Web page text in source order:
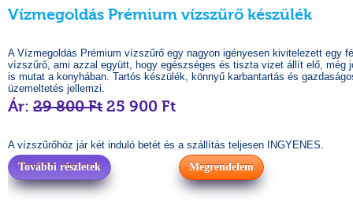
Vízmegoldás Prémium vízszűrő készülék
A Vízmegoldás Prémium vízszűrő egy nagyon igényesen kivitelezett egy
vízszűrő, ami azzal együtt, hogy egészséges és tiszta vizet állít elő, még
is mutat a konyhában. Tartós készülék, könnyű karbantartás és
üzemeltetés jellemzi.
Ár: 29 800 Ft 25 900 Ft
A vízszűrőhöz jár két induló betét és a szállítás teljesen INGYENES.
További részletek
Megrendelem